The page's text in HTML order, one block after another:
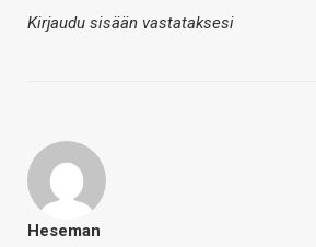
Kirjaudu sisään vastataksesi
Heseman